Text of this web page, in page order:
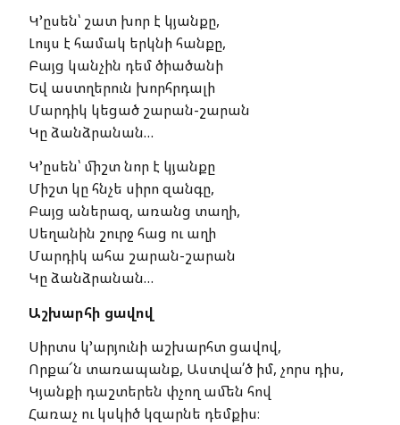
Կ’ըսեն՝ շատ խոր է կյանքը,
Լույս է համակ երկնի հանքը,
Բայց կանչին դեմ ծիածանի
Եվ աստղերուն խորհրդալի
Մարդիկ կեցած շարան-շարան
Կը ձանձրանան…
Կ’ըսեն՝ միշտ նոր է կյանքը
Միշտ կը հնչե սիրո զանգը,
Բայց աներազ, առանց տաղի,
Սեղանին շուրջ հաց ու աղի
Մարդիկ ահա շարան-շարան
Կը ձանձրանան…
Աշխարհի ցավով
Սիրտս կ’արյունի աշխարհտ ցավով,
Որքա՜ն տառապանք, Աստվա՛ծ իմ, չորս դիս,
Կյանքի դաշտերեն փչող ամեն հով
Հառաչ ու կսկիծ կզարնե դեմքիս։